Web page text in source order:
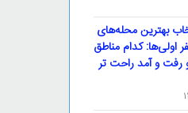
بهترین محله‌های
اولی‌ها: کدام مناطق
رفت و آمد راحت تر